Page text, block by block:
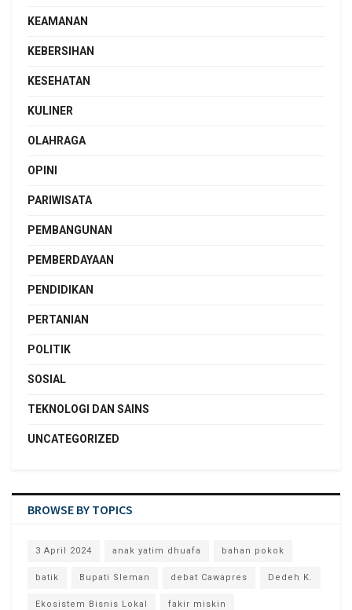
KEAMANAN
KEBERSIHAN
KESEHATAN
KULINER
OLAHRAGA
OPINI
PARIWISATA
PEMBANGUNAN
PEMBERDAYAAN
PENDIDIKAN
PERTANIAN
POLITIK
SOSIAL
TEKNOLOGI DAN SAINS
UNCATEGORIZED
BROWSE BY TOPICS
3 April 2024 anak yatim dhuafa bahan pokok
batik Bupati Sleman debat Cawapres Dedeh K.
Ekosistem Bisnis Lokal fakir miskin